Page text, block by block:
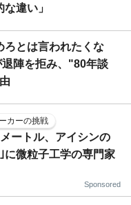
違い」
ろとは言われたくな
陣を拒み、"80年談
カーの挑戦
ートル、アイシンの
に微粒子工学の専門家
Sponsored